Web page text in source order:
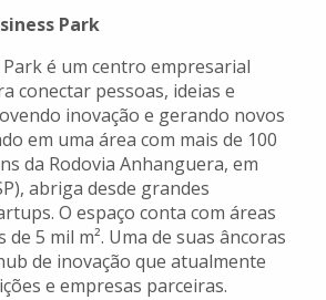
Park
é um centro empresarial
conectar pessoas, ideias e
inovação e gerando novos
em uma área com mais de 100
da Rodovia Anhanguera, em
abriga desde grandes
O espaço conta com áreas
de 5 mil m². Uma de suas âncoras
de inovação que atualmente
e empresas parceiras.